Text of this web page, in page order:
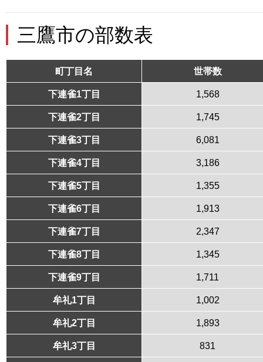
三鷹市の部数表
町丁目名 世帯数
下連雀1丁目 1,568
下連雀2丁目 1,745
下連雀3丁目 6,081
下連雀4丁目 3,186
下連雀5丁目 1,355
下連雀6丁目 1,913
下連雀7丁目 2,347
下連雀8丁目 1,345
下連雀9丁目 1,711
牟礼1丁目 1,002
牟礼2丁目 1,893
牟礼3丁目 831